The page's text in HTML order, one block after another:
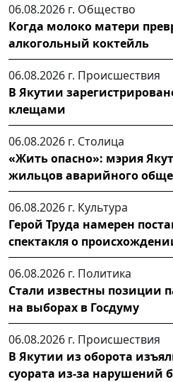
06.08.2026 г. Общество
Когда молоко матери
алкогольный коктейль
06.08.2026 г. Происшествия
В Якутии
клещами
06.08.2026 г. Столица
«Жить опасно»: мэрия
жильцов аварийного
06.08.2026 г. Культура
Герой Труда намерен
спектакля о
06.08.2026 г. Политика
Стали известны позиции
на выборах в Госдуму
06.08.2026 г. Происшествия
В Якутии из оборота
суората из-за нарушений